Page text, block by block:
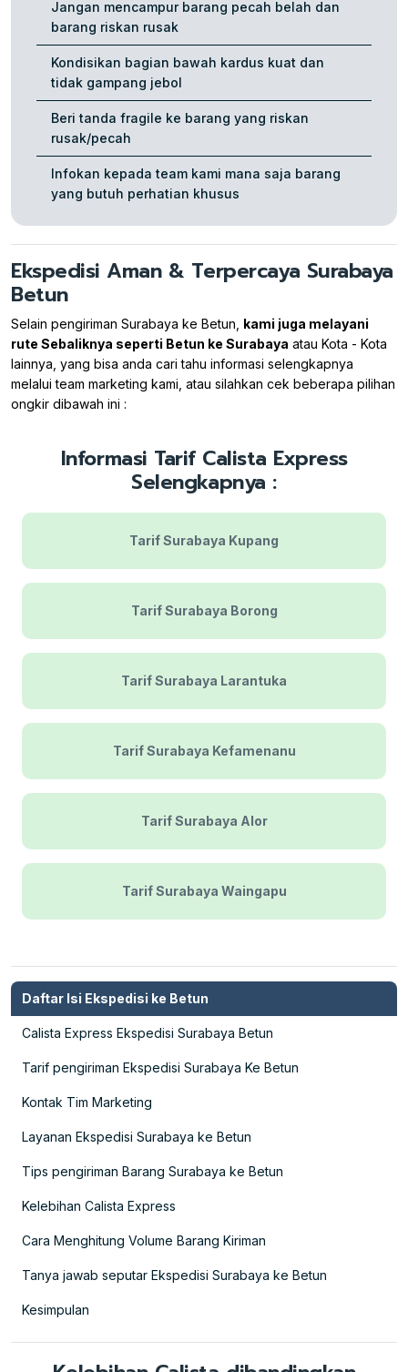
Jangan mencampur barang pecah belah dan
barang riskan rusak
Kondisikan bagian bawah kardus kuat dan
tidak gampang jebol
Beri tanda fragile ke barang yang riskan
rusak/pecah
Infokan kepada team kami mana saja barang
yang butuh perhatian khusus
Ekspedisi Aman & Terpercaya Surabaya
Betun
Selain pengiriman Surabaya ke Betun, kami juga melayani
rute Sebaliknya seperti Betun ke Surabaya atau Kota - Kota
lainnya, yang bisa anda cari tahu informasi selengkapnya
melalui team marketing kami, atau silahkan cek beberapa pilihan
ongkir dibawah ini :
Informasi Tarif Calista Express
Selengkapnya :
Tarif Surabaya Kupang
Tarif Surabaya Borong
Tarif Surabaya Larantuka
Tarif Surabaya Kefamenanu
Tarif Surabaya Alor
Tarif Surabaya Waingapu
Daftar Isi Ekspedisi ke Betun
Calista Express Ekspedisi Surabaya Betun
Tarif pengiriman Ekspedisi Surabaya Ke Betun
Kontak Tim Marketing
Layanan Ekspedisi Surabaya ke Betun
Tips pengiriman Barang Surabaya ke Betun
Kelebihan Calista Express
Cara Menghitung Volume Barang Kiriman
Tanya jawab seputar Ekspedisi Surabaya ke Betun
Kesimpulan